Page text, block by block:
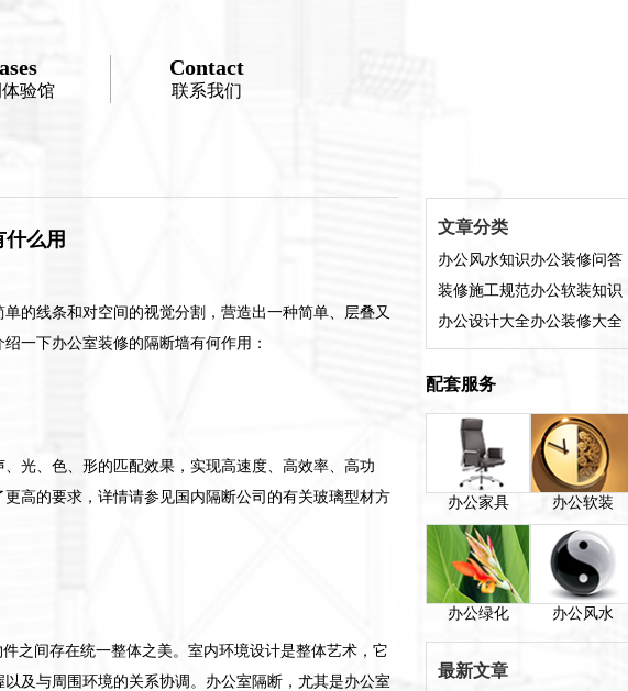
验馆
Contact
联系我们
么用
的线条和对空间的视觉分割，营造出一种简单、层叠又
一下办公室装修的隔断墙有何作用：
光、色、形的匹配效果，实现高速度、高效率、高功
高的要求，详情请参见国内隔断公司的有关玻璃型材方
之间存在统一整体之美。室内环境设计是整体艺术，它
及与周围环境的关系协调。办公室隔断，尤其是办公室
文章分类
办公风水知识办公装修问答
装修施工规范办公软装知识
办公设计大全办公装修大全
配套服务
办公家具 办公软装
办公绿化 办公风水
最新文章